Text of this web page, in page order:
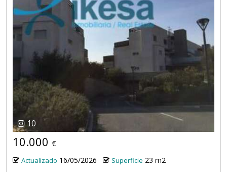
10
10.000 €
Actualizado 16/05/2026 Superficie 23 m2